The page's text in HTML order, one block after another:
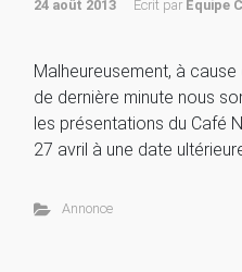
24 août 2013 Ecrit par Équipe
Malheureusement, à
de dernière minute nous
les présentations du Café
27 avril à une date
Annonce